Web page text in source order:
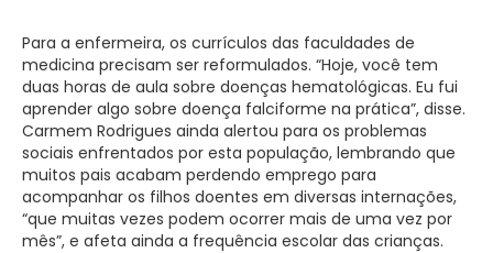
Para a enfermeira, os currículos das faculdades de
medicina precisam ser reformulados. “Hoje, você tem
duas horas de aula sobre doenças hematológicas. Eu fui
aprender algo sobre doença falciforme na prática”, disse.
Carmem Rodrigues ainda alertou para os problemas
sociais enfrentados por esta população, lembrando que
muitos pais acabam perdendo emprego para
acompanhar os filhos doentes em diversas internações,
“que muitas vezes podem ocorrer mais de uma vez por
mês”, e afeta ainda a frequência escolar das crianças.